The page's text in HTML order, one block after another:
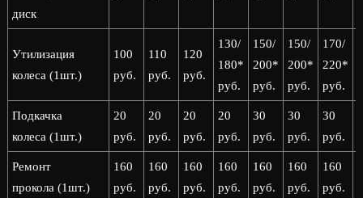
диск
Утилизация
колеса (1шт.)
100
руб.
110
руб.
120
руб.
130/
180*
руб.
150/
200*
руб.
150/
200*
руб.
170/
220*
руб.
Подкачка
колеса (1шт.)
20
руб.
20
руб.
20
руб.
20
руб.
30
руб.
30
руб.
30
руб.
Ремонт
прокола (1шт.)
160
руб.
160
руб.
160
руб.
160
руб.
160
руб.
160
руб.
160
руб.